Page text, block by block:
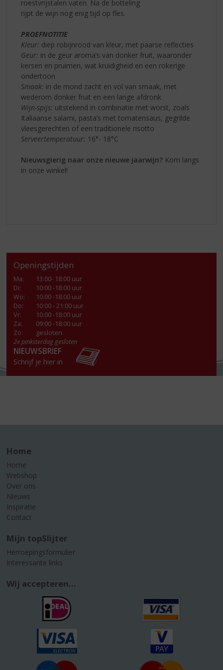
roestvrijstalen vaten. Na de botteling
rijpt de wijn nog enig tijd op fles.
PROEFNOTITIE
Kleur: diep robijnrood van kleur, met paarse reflecties
Geur: in de geur aroma’s van donker fruit, waaronder
kersen en pruimen, wat kruidigheid en een rokerige
ondertoon
Smaak: in de mond zacht en vol van smaak, met
wederom donker fruit en een lange afdronk
Wijn-spijs: uitstekend in combinatie met worst, zoals
Italiaanse salami, pasta’s met tomatensaus, gegrilde
vleesgerechten of een traditionele risotto
Serveertemperatuur: 16°- 18°C
Nieuwsgierig naar onze nieuwe jaarwijn? Kom langs
in onze winkel!
Openingstijden
Ma:
13:00- 18:00 uur
Di:
10:00 -18:00 uur
Wo:
10:00 -18:00 uur
Do:
10:00 - 21:00 uur
Vr:
10:00 -18:00 uur
Za:
09:00 -18:00 uur
Zo:
gesloten
2e pinksterdag gesloten
NIEUWSBRIEF
Schrijf je hier in
Home
Home
Webshop
Over ons
Nieuws
Inspiratie
Contact
Mijn topSlijter
Herroepingsformulier
Interessante links
Wij accepteren...